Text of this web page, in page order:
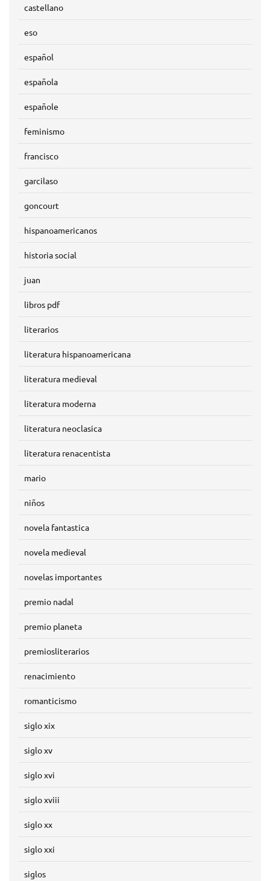
castellano
eso
español
española
españole
feminismo
francisco
garcilaso
goncourt
hispanoamericanos
historia social
juan
libros pdf
literarios
literatura hispanoamericana
literatura medieval
literatura moderna
literatura neoclasica
literatura renacentista
mario
niños
novela fantastica
novela medieval
novelas importantes
premio nadal
premio planeta
premiosliterarios
renacimiento
romanticismo
siglo xix
siglo xv
siglo xvi
siglo xviii
siglo xx
siglo xxi
siglos